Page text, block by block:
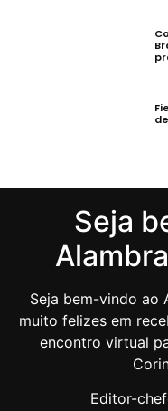
Seja
Seja bem-vindo ao
muito felizes em
encontro virtual
Editor-